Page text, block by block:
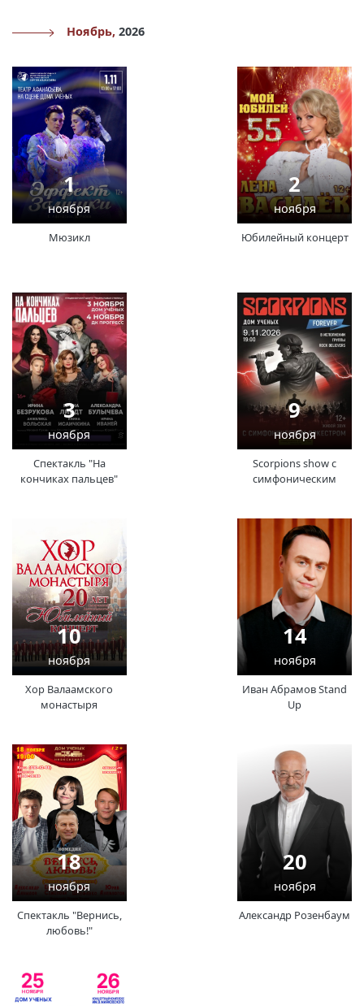
Ноябрь,2026
1
ноября
Мюзикл
2
ноября
Юбилейный концерт
3
ноября
Спектакль "На
кончиках пальцев"
9
ноября
Scorpions show с
симфоническим
10
ноября
Хор Валаамского
монастыря
14
ноября
Иван Абрамов Stand
Up
18
ноября
Спектакль "Вернись,
любовь!"
20
ноября
Александр Розенбаум